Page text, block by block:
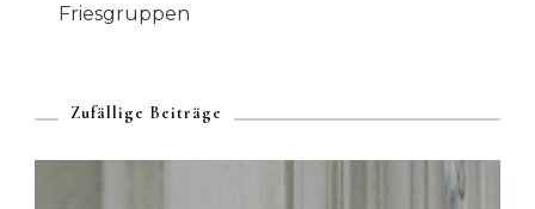
Friesgruppen
Zufällige Beiträge